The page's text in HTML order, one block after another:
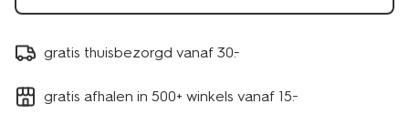
gratis thuisbezorgd vanaf 30.-
gratis afhalen in 500+ winkels vanaf 15.-